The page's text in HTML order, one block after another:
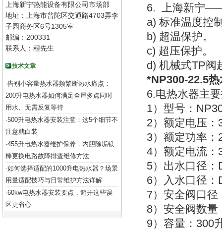
上海新宁热能设备有限公司市场部
地址：上海市普陀区交通路4703弄李
子园商务区6号1305室
邮编：200331
联系人：程先生
技术文章
·告别小容量热水器频繁断热水痛点：
200升电热水器如何满足全屋多点同时
用水、无需反复等待
·500升电热水器安装注意：这5个细节不
注意就白装
·455升电热水器维护保养，内胆除垢镁
棒更换电路故障排查维修方法
·如何选择适配的1000升电热水器？场景
用量适配技巧与日常维护方法详解
·60kw电热水器安装要点，避开这些误
区更省心
6. 上海新宁
a) 标准温度控
b) 超温保护。
c) 超压保护。
d) 机械式TP阀
*NP300-22.5
6.电热水器主
1）型号：
2）额定电压：
3）额定功率：
4）额定电流：
5）出水口径：
6）入水口径：
7）安全阀口径
8）安全阀数量
9）容量：300